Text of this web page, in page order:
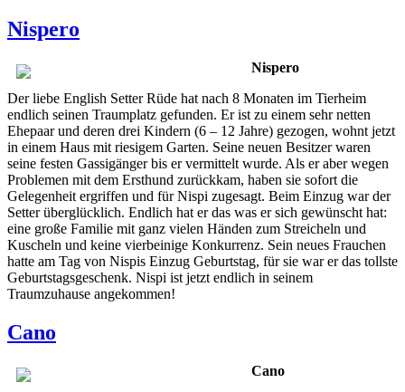
Nispero
Nispero
Der liebe English Setter Rüde hat nach 8 Monaten im Tierheim
endlich seinen Traumplatz gefunden. Er ist zu einem sehr netten
Ehepaar und deren drei Kindern (6 – 12 Jahre) gezogen, wohnt jetzt
in einem Haus mit riesigem Garten. Seine neuen Besitzer waren
seine festen Gassigänger bis er vermittelt wurde. Als er aber wegen
Problemen mit dem Ersthund zurückkam, haben sie sofort die
Gelegenheit ergriffen und für Nispi zugesagt. Beim Einzug war der
Setter überglücklich. Endlich hat er das was er sich gewünscht hat:
eine große Familie mit ganz vielen Händen zum Streicheln und
Kuscheln und keine vierbeinige Konkurrenz. Sein neues Frauchen
hatte am Tag von Nispis Einzug Geburtstag, für sie war er das tollste
Geburtstagsgeschenk. Nispi ist jetzt endlich in seinem
Traumzuhause angekommen!
Cano
Cano